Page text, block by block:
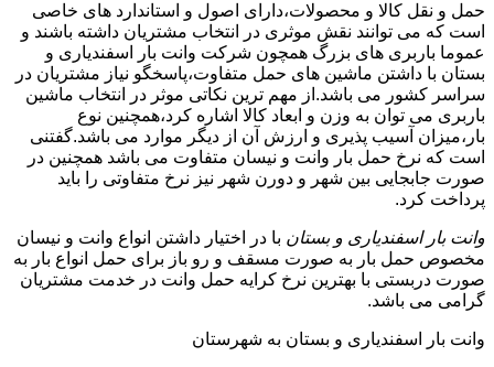
حمل و نقل کالا و محصولات،دارای اصول و استاندارد های خاصی
است که می توانند نقش موثری در انتخاب مشتریان داشته باشند و
عموما باربری های بزرگ همچون شرکت وانت بار اسفندیاری و
بستان با داشتن ماشین های حمل متفاوت،پاسخگو نیاز مشتریان در
سراسر کشور می باشد.از مهم ترین نکاتی موثر در انتخاب ماشین
باربری می توان به وزن و ابعاد کالا اشاره کرد،همچنین نوع
بار،میزان آسیب پذیری و ارزش آن از دیگر موارد می باشد.گفتنی
است که نرخ حمل بار وانت و نیسان متفاوت می باشد همچنین در
صورت جابجایی بین شهر و دورن شهر نیز نرخ متفاوتی را باید
پرداخت کرد.
وانت بار اسفندیاری و بستان با در اختیار داشتن انواع وانت و نیسان
مخصوص حمل بار به صورت مسقف و رو باز برای حمل انواع بار به
صورت دربستی با بهترین نرخ کرایه حمل وانت در خدمت مشتریان
گرامی می باشد.
وانت بار اسفندیاری و بستان به شهرستان